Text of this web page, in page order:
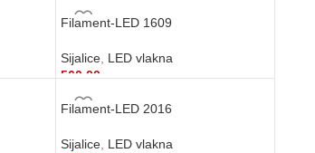
Filament-LED 1609
Sijalice LED vlakna
560,00рсд
DODAJ U KORPU
Filament-LED 2016
Sijalice LED vlakna